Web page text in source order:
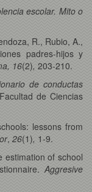
escolar. Mito o
R., Rubio, A.,
padres-hijos y
16(2), 203-210.
de conductas
de Ciencias
lessons from
, 26(1), 1-9.
estimation of school
Aggresive